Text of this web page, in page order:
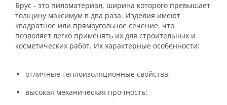
Брус - это пиломатериал, ширина которого превышает
толщину максимум в два раза. Изделия имеют
квадратное или прямоугольное сечение, что
позволяет легко применять их для строительных и
косметических работ. Их характерные особенности:
отличные теплоизоляционные свойства;
высокая механическая прочность;